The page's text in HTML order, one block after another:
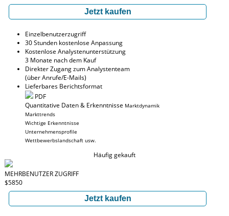
Jetzt kaufen
Einzelbenutzerzugriff
30 Stunden kostenlose Anpassung
Kostenlose Analystenunterstützung
3 Monate nach dem Kauf
Direkter Zugang zum Analystenteam
(über Anrufe/E-Mails)
Lieferbares Berichtsformat
PDF
Quantitative Daten & Erkenntnisse Marktdynamik
Markttrends
Wichtige Erkenntnisse
Unternehmensprofile
Wettbewerbslandschaft usw.
Häufig gekauft
MEHRBENUTZER ZUGRIFF
$5850
Jetzt kaufen